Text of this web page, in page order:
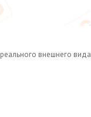
внешнего вида